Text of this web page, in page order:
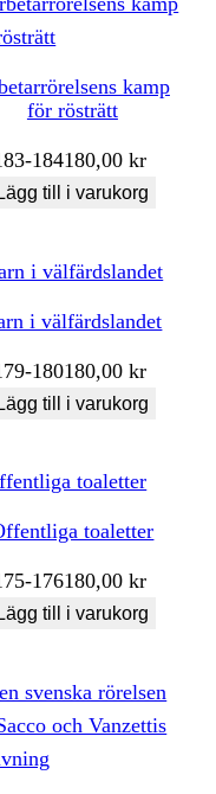
kamp
för rösträtt
184180,00kr
Lägg till i varukorg
i välfärdslandet
180180,00kr
Lägg till i varukorg
toaletter
176180,00kr
Lägg till i varukorg